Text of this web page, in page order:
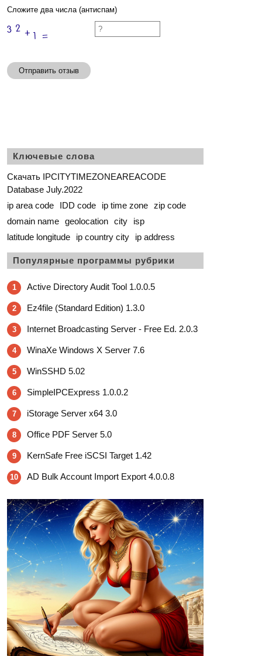
Сложите два числа (антиспам)
Отправить отзыв
Ключевые слова
Скачать IPCITYTIMEZONEAREACODE
Database July.2022
ip area code
IDD code ip time zone zip code
domain name geolocation city
isp
latitude longitude
ip country city ip address
Популярные программы рубрики
1 Active Directory Audit Tool 1.0.0.5
2 Ez4file (Standard Edition) 1.3.0
3 Internet Broadcasting Server - Free Ed. 2.0.3
4 WinaXe Windows X Server 7.6
5 WinSSHD 5.02
6 SimpleIPCExpress 1.0.0.2
7 iStorage Server x64 3.0
8 Office PDF Server 5.0
9 KernSafe Free iSCSI Target 1.42
10 AD Bulk Account Import Export 4.0.0.8